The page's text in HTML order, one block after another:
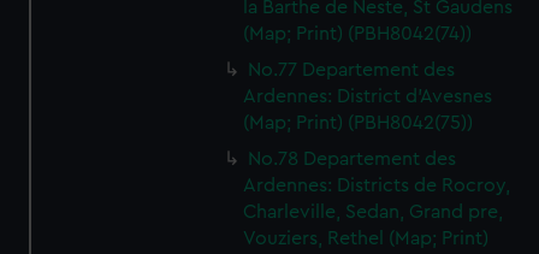
la Barthe de Neste, St Gaudens
(Map; Print) (PBH8042(74))
No.77 Departement des
Ardennes: District d'Avesnes
(Map; Print) (PBH8042(75))
No.78 Departement des
Ardennes: Districts de Rocroy,
Charleville, Sedan, Grand pre,
Vouziers, Rethel (Map; Print)